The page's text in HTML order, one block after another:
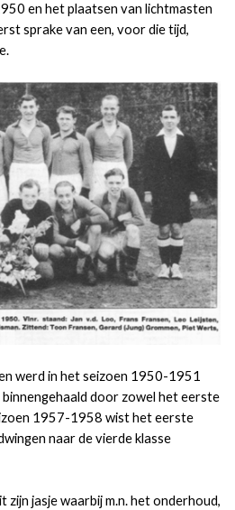
en het plaatsen van lichtmasten
sprake van een, voor die tijd,
werd in het seizoen 1950-1951
door zowel het eerste
1957-1958 wist het eerste
naar de vierde klasse
zijn jasje waarbij m.n. het onderhoud,